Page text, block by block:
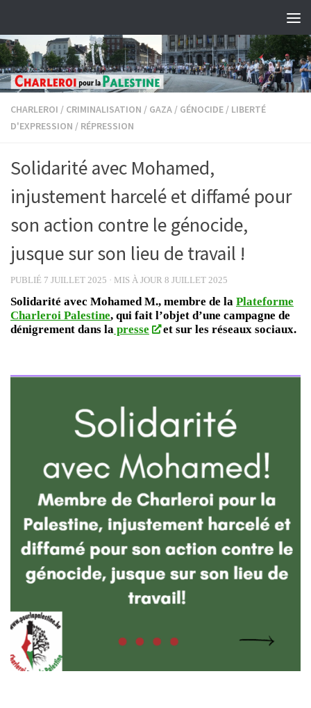
CHARLEROI / CRIMINALISATION / GAZA / GÉNOCIDE / LIBERTÉ
D'EXPRESSION / RÉPRESSION
Solidarité avec Mohamed,
injustement harcelé et diffamé pour
son action contre le génocide,
jusque sur son lieu de travail !
PUBLIÉ 7 JUILLET 2025 · MIS À JOUR 8 JUILLET 2025
Solidarité avec Mohamed M., membre de la Plateforme
Charleroi Palestine, qui fait l’objet d’une campagne de
dénigrement dans la presse et sur les réseaux sociaux.